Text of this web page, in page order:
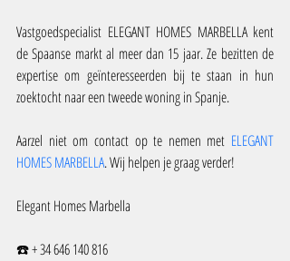
Vastgoedspecialist ELEGANT HOMES MARBELLA kent
de Spaanse markt al meer dan 15 jaar. Ze bezitten de
expertise om geïnteresseerden bij te staan in hun
zoektocht naar een tweede woning in Spanje.
Aarzel niet om contact op te nemen met ELEGANT
HOMES MARBELLA. Wij helpen je graag verder!
Elegant Homes Marbella
☎️ + 34 646 140 816